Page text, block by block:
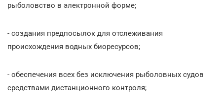
рыболовство в электронной форме;
- создания предпосылок для отслеживания
происхождения водных биоресурсов;
- обеспечения всех без исключения рыболовных судов
средствами дистанционного контроля;